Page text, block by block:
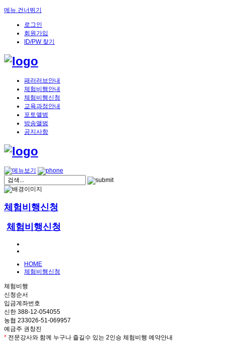
메뉴 건너뛰기
로그인
회원가입
ID/PW 찾기
패러러브안내
체험비행안내
체험비행신청
교육과정안내
포토앨범
방송앨범
공지사항
체험비행신청
체험비행신청
HOME
체험비행신청
체험비행
신청순서
입금계좌번호
신한 388-12-054055
농협 233026-51-069957
예금주 권창진
* 전문강사와 함께 누구나 즐길수 있는 2인승 체험비행 예약안내